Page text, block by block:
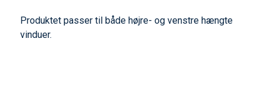
Produktet passer til både højre- og venstre hængte
vinduer.